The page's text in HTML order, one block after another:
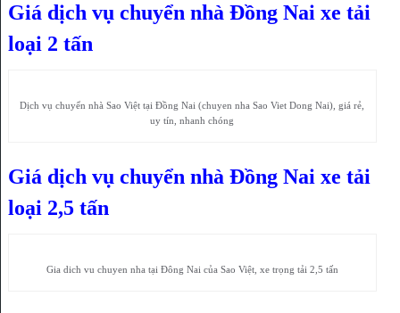
Giá dịch vụ chuyển nhà Đồng Nai xe tải
loại 2 tấn
Dịch vụ chuyển nhà Sao Việt tại Đồng Nai (chuyen nha Sao Viet Dong Nai), giá rẻ,
uy tín, nhanh chóng
Giá dịch vụ chuyển nhà Đồng Nai xe tải
loại 2,5 tấn
Gia dich vu chuyen nha tại Đông Nai của Sao Việt, xe trọng tải 2,5 tấn